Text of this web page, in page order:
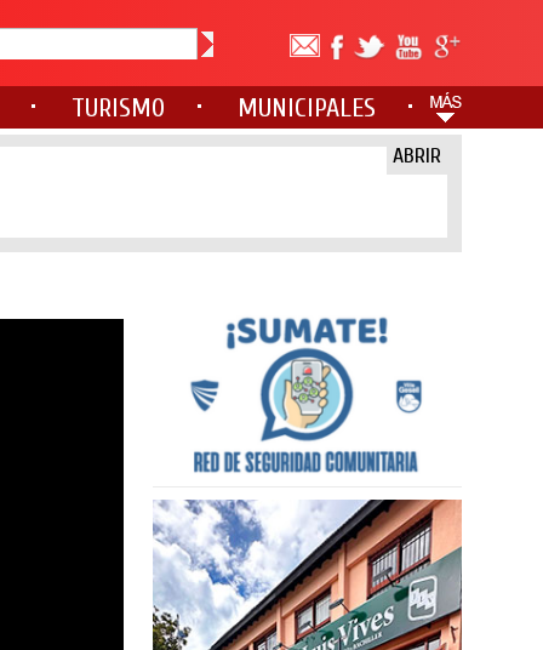
TURISMO MUNICIPALES
ABRIR